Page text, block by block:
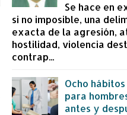
Se hace en
si no imposible, una
exacta de la agresión,
hostilidad, violencia
contrap...
Ocho
para
antes y